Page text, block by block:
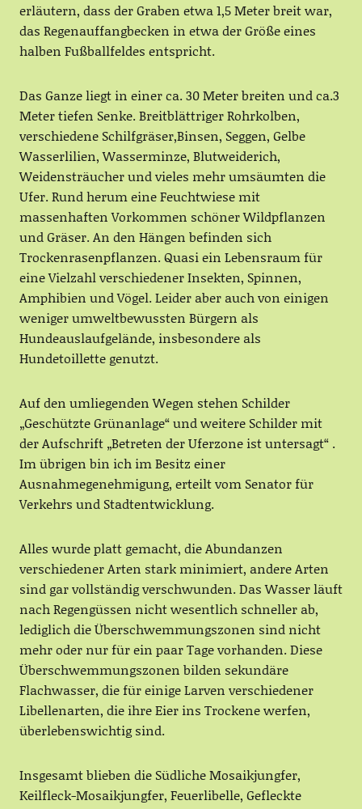
erläutern, dass der Graben etwa 1,5 Meter breit war,
das Regenauffangbecken in etwa der Größe eines
halben Fußballfeldes entspricht.
Das Ganze liegt in einer ca. 30 Meter breiten und ca.3
Meter tiefen Senke. Breitblättriger Rohrkolben,
verschiedene Schilfgräser,Binsen, Seggen, Gelbe
Wasserlilien, Wasserminze, Blutweiderich,
Weidensträucher und vieles mehr umsäumten die
Ufer. Rund herum eine Feuchtwiese mit
massenhaften Vorkommen schöner Wildpflanzen
und Gräser. An den Hängen befinden sich
Trockenrasenpflanzen. Quasi ein Lebensraum für
eine Vielzahl verschiedener Insekten, Spinnen,
Amphibien und Vögel. Leider aber auch von einigen
weniger umweltbewussten Bürgern als
Hundeauslaufgelände, insbesondere als
Hundetoillette genutzt.
Auf den umliegenden Wegen stehen Schilder
„Geschützte Grünanlage“ und weitere Schilder mit
der Aufschrift „Betreten der Uferzone ist untersagt“ .
Im übrigen bin ich im Besitz einer
Ausnahmegenehmigung, erteilt vom Senator für
Verkehrs und Stadtentwicklung.
Alles wurde platt gemacht, die Abundanzen
verschiedener Arten stark minimiert, andere Arten
sind gar vollständig verschwunden. Das Wasser läuft
nach Regengüssen nicht wesentlich schneller ab,
lediglich die Überschwemmungszonen sind nicht
mehr oder nur für ein paar Tage vorhanden. Diese
Überschwemmungszonen bilden sekundäre
Flachwasser, die für einige Larven verschiedener
Libellenarten, die ihre Eier ins Trockene werfen,
überlebenswichtig sind.
Insgesamt blieben die Südliche Mosaikjungfer,
Keilfleck-Mosaikjungfer, Feuerlibelle, Gefleckte